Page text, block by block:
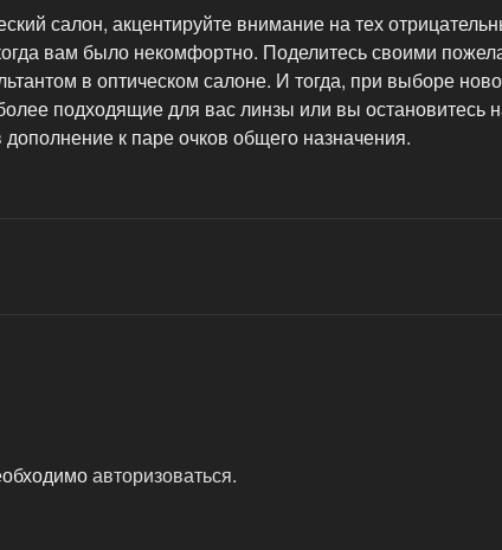
салон, акцентируйте внимание на тех
вам было некомфортно. Поделитесь своими
в оптическом салоне. И тогда, при выборе
подходящие для вас линзы или вы остановитесь
к паре очков общего назначения.
авторизоваться.